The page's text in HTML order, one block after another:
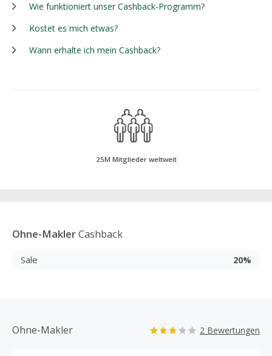
Wie funktioniert unser Cashback-Programm?
Kostet es mich etwas?
Wann erhalte ich mein Cashback?
25M Mitglieder weltweit
Ohne-MaklerCashback
Sale 20%
Ohne-Makler 2 Bewertungen